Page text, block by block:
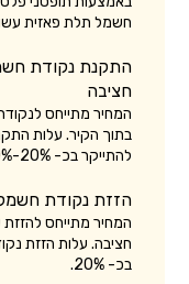
חשמל תלת פאזית עשויה
התקנת נקודת
חציבה
בתוך הקיר. עלות
להתייקר בכ- 20%-30%.
הזזת נקודת
חציבה. עלות הזזת
בכ- 20%.